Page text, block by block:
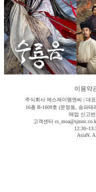
이용약
주식회사 에스제이엠엔씨 | 대
16층 B-1609호 (문정동, 송파
매업 신고번
고객센터
AsiaN.